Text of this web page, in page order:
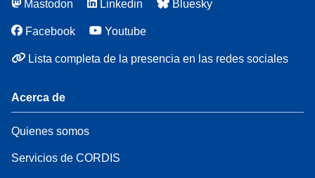
Mastodon Linkedin Bluesky
Facebook Youtube
Lista completa de la presencia en las redes sociales
Acerca de
Quienes somos
Servicios de CORDIS